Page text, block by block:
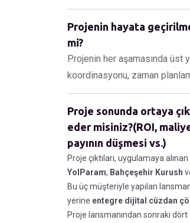
Projenin hayata
mi?
Projenin her aşamasında üst
koordinasyonu, zaman
Proje sonunda ortaya
eder misiniz?(ROI,
payının düşmesi vs.)
Proje çıktıları, uygulamaya
YolParam, Bahçeşehir Kurush
Bu üç müşteriyle yapılan
yerine entegre dijital cüzdan
Proje lansmanından sonraki